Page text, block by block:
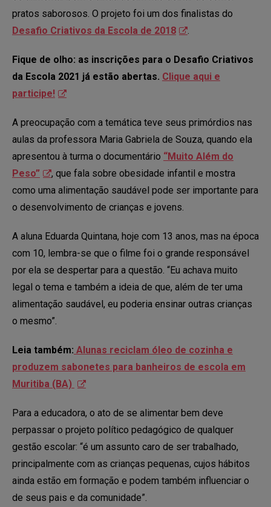
pratos saborosos. O projeto foi um dos finalistas do
Desafio Criativos da Escola de 2018
.
Fique de olho: as inscrições para o Desafio Criativos
da Escola 2021 já estão abertas. Clique aqui e
participe!
A preocupação com a temática teve seus primórdios nas
aulas da professora Maria Gabriela de Souza, quando ela
apresentou à turma o documentário “Muito Além do
Peso”
, que fala sobre obesidade infantil e mostra
como uma alimentação saudável pode ser importante para
o desenvolvimento de crianças e jovens.
A aluna Eduarda Quintana, hoje com 13 anos, mas na época
com 10, lembra-se que o filme foi o grande responsável
por ela se despertar para a questão. “Eu achava muito
legal o tema e também a ideia de que, além de ter uma
alimentação saudável, eu poderia ensinar outras crianças
o mesmo”.
Leia também: Alunas reciclam óleo de cozinha e
produzem sabonetes para banheiros de escola em
Muritiba (BA)
Para a educadora, o ato de se alimentar bem deve
perpassar o projeto político pedagógico de qualquer
gestão escolar: “é um assunto caro de ser trabalhado,
principalmente com as crianças pequenas, cujos hábitos
ainda estão em formação e podem também influenciar o
de seus pais e da comunidade”.